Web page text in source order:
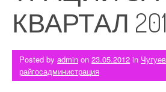
КВАРТАЛ
Posted by admin on 23.05.2012 in
райгосадминистрация